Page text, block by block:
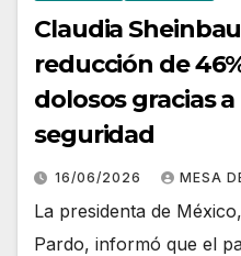
Claudia
reducción de
dolosos gracias
seguridad
16/06/2026 MESA
La presidenta de
Pardo, informó que el